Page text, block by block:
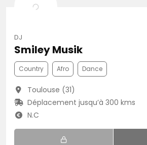
DJ
Smiley Musik
Country Afro Dance
Toulouse (31)
Déplacement jusqu’à 300 kms
N.C